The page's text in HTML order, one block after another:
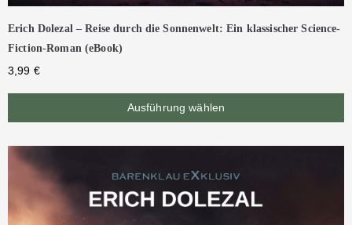
Erich Dolezal – Reise durch die Sonnenwelt: Ein klassischer Science-
Fiction-Roman (eBook)
3,99 €
Ausführung wählen